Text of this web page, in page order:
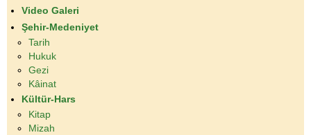
Video Galeri
Şehir-Medeniyet
Tarih
Hukuk
Gezi
Kâinat
Kültür-Hars
Kitap
Mizah